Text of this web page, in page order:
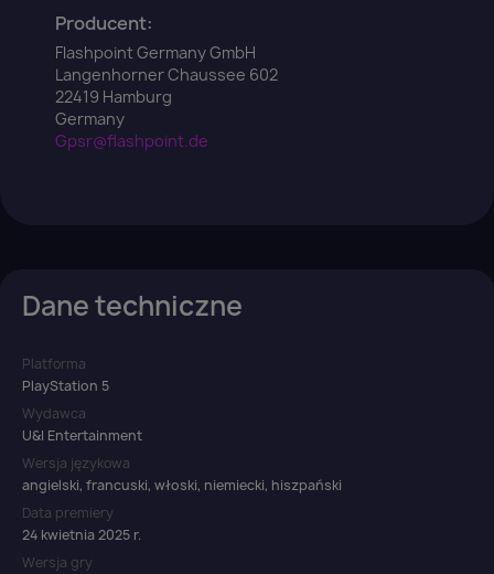
Producent:
Flashpoint Germany GmbH
Langenhorner Chaussee 602
22419 Hamburg
Germany
Gpsr@flashpoint.de
Dane techniczne
Platforma
PlayStation 5
Wydawca
U&I Entertainment
Wersja językowa
angielski, francuski, włoski, niemiecki, hiszpański
Data premiery
24 kwietnia 2025 r.
Wersja gry